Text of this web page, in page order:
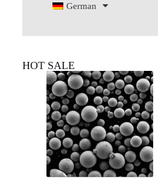
German
HOT SALE